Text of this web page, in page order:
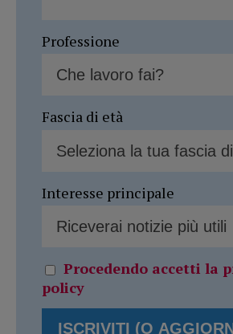
Professione
Fascia di età
Interesse principale
Procedendo accetti la
policy